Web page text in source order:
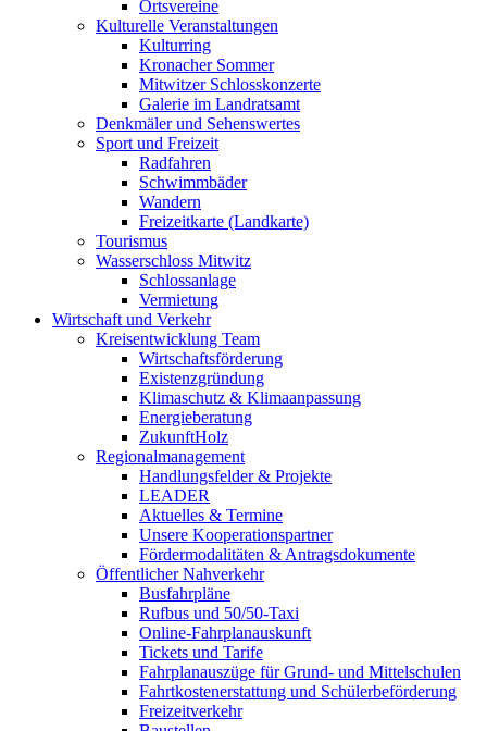
Ortsvereine
Kulturelle Veranstaltungen
Kulturring
Kronacher Sommer
Mitwitzer Schlosskonzerte
Galerie im Landratsamt
Denkmäler und Sehenswertes
Sport und Freizeit
Radfahren
Schwimmbäder
Wandern
Freizeitkarte (Landkarte)
Tourismus
Wasserschloss Mitwitz
Schlossanlage
Vermietung
Wirtschaft und Verkehr
Kreisentwicklung Team
Wirtschaftsförderung
Existenzgründung
Klimaschutz & Klimaanpassung
Energieberatung
ZukunftHolz
Regionalmanagement
Handlungsfelder & Projekte
LEADER
Aktuelles & Termine
Unsere Kooperationspartner
Fördermodalitäten & Antragsdokumente
Öffentlicher Nahverkehr
Busfahrpläne
Rufbus und 50/50-Taxi
Online-Fahrplanauskunft
Tickets und Tarife
Fahrplanauszüge für Grund- und Mittelschulen
Fahrtkostenerstattung und Schülerbeförderung
Freizeitverkehr